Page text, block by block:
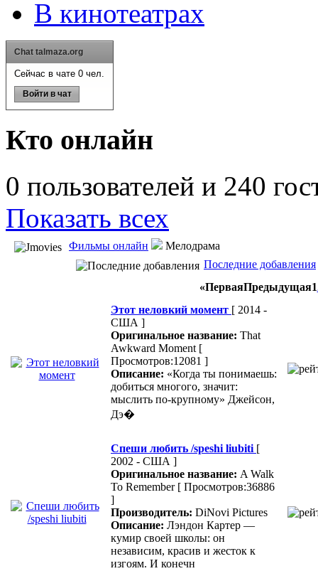
В кинотеатрах
Chat talmaza.org
Сейчас в чате 0 чел.
Войти в чат
Кто онлайн
0 пользователей и 240
Показать всех
Фильмы онлайн
Мелодрама
Последние добавления
«ПерваяПредыдущая1
Этот неловкий момент [ 2014 -
США ]
Оригинальное название: That
Awkward Moment [
Просмотров:12081 ]
Описание: «Когда ты понимаешь:
добиться многого, значит:
мыслить по-крупному» Джейсон,
Дэ�
Спеши любить /speshi liubiti [
2002 - США ]
Оригинальное название: A Walk
To Remember [ Просмотров:36886
]
Производитель: DiNovi Pictures
Описание: Лэндон Картер —
кумир своей школы: он
независим, красив и жесток к
изгоям. И конечн